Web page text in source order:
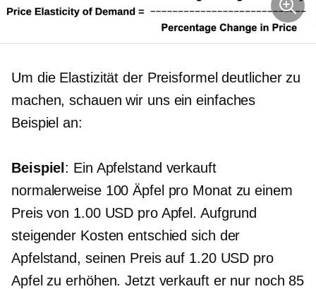
Um die Elastizität der Preisformel deutlicher zu
machen, schauen wir uns ein einfaches
Beispiel an:
Beispiel : Ein Apfelstand verkauft
normalerweise 100 Äpfel pro Monat zu einem
Preis von 1.00 USD pro Apfel. Aufgrund
steigender Kosten entschied sich der
Apfelstand, seinen Preis auf 1.20 USD pro
Apfel zu erhöhen. Jetzt verkauft er nur noch 85